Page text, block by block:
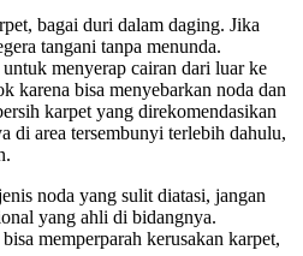
bagai duri dalam daging. Jika
tangani tanpa menunda.
menyerap cairan dari luar ke
karena bisa menyebarkan noda dan
karpet yang direkomendasikan
di area tersembunyi terlebih dahulu,
noda yang sulit diatasi, jangan
yang ahli di bidangnya.
memperparah kerusakan karpet,